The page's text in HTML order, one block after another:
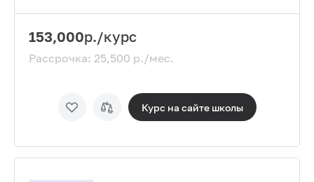
153,000р./курс
Рассрочка: 25,500 р./мес.
Курс на сайте школы